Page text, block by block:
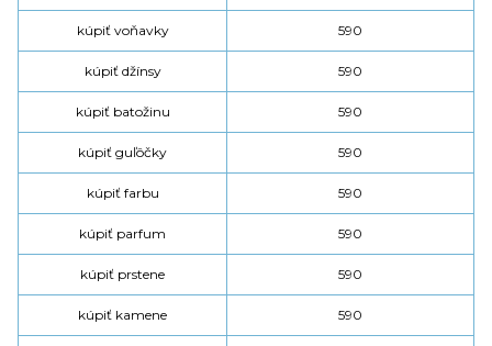
kúpiť voňavky 590
kúpiť džínsy 590
kúpiť batožinu 590
kúpiť guľôčky 590
kúpiť farbu 590
kúpiť parfum 590
kúpiť prstene 590
kúpiť kamene 590